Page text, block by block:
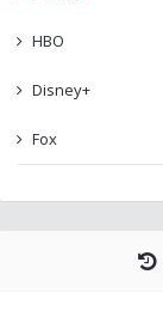
HBO
Disney+
Fox